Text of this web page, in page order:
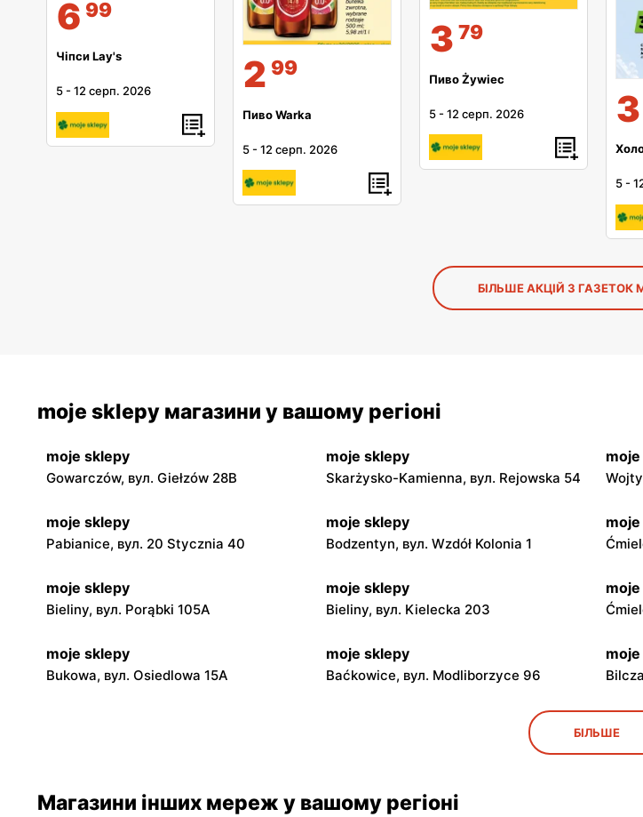
6 99
Чіпси Lay's
5 -12 серп. 2026 2 99
Пиво Warka
5 -12 серп. 2026
3 79
Пиво Żywiec
5 -12 серп. 2026 3
5 -
БІЛЬШЕ АКЦІЙ З ГАЗЕТОК
moje sklepy магазини у вашому регіоні
moje sklepy
Gowarczów, вул. Giełzów 28B
moje sklepy
Skarżysko-Kamienna, вул. Rejowska 54
moje sklepy
Pabianice, вул. 20 Stycznia 40
moje sklepy
Bodzentyn, вул. Wzdół Kolonia 1
moje sklepy
Bieliny, вул. Porąbki 105A
moje sklepy
Bieliny, вул. Kielecka 203
moje sklepy
Bukowa, вул. Osiedlowa 15A
moje sklepy
Baćkowice, вул. Modliborzyce 96
Jadachy, вул. Jadachy 111 Jeżowe, вул. Zalesie 77
БІЛЬШЕ
Магазини інших мереж у вашому регіоні